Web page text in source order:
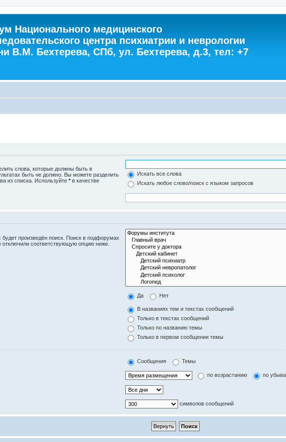
Национального медицинского
центра психиатрии и неврологии
В.М. Бехтерева, СПб, ул. Бехтерева, д.3, тел: +7
слова, которые должны быть в
быть не должно. Вы можете разделить
из списка. Используйте * в качестве
Искать все слова
Искать любое слово/поиск с языком запросов
произведён поиск. Поиск в подфорумах
отключили соответствующую опцию ниже.
Да Нет
В названиях тем и текстах сообщений
Только в текстах сообщений
Только по названию темы
Только в первом сообщении темы
Сообщения Темы
по возрастанию по
символов сообщений